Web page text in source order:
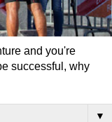
and you're
successful, why
▼